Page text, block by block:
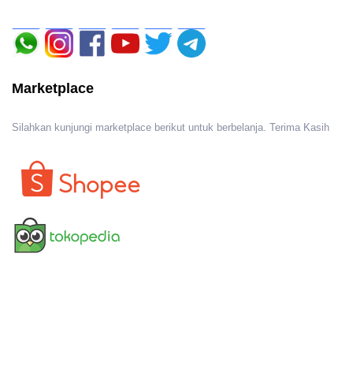
Marketplace
Silahkan kunjungi marketplace berikut untuk berbelanja. Terima Kasih